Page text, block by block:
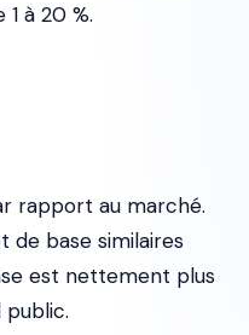
à 20 %.
rapport au marché.
de base similaires
est nettement plus